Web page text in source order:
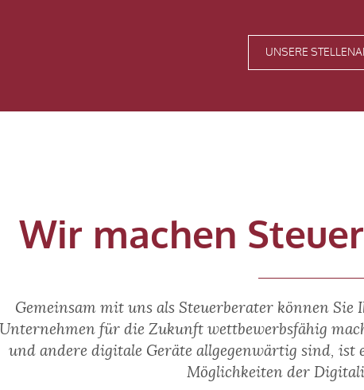
UNSERE
Wir machen
Gemeinsam mit uns als Steuerberater können
Unternehmen für die Zukunft wettbewerbsfähig
und andere digitale Geräte allgegenwärtig sind, ist
Möglichkeiten der